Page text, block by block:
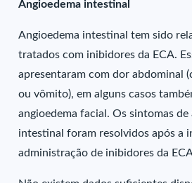
Angioedema intestinal
Angioedema intestinal tem sido
tratados com inibidores da ECA.
apresentaram com dor abdominal
ou vômito), em alguns casos
angioedema facial. Os sintomas de
intestinal foram resolvidos após a
administração de inibidores da